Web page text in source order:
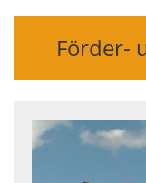
Förder-